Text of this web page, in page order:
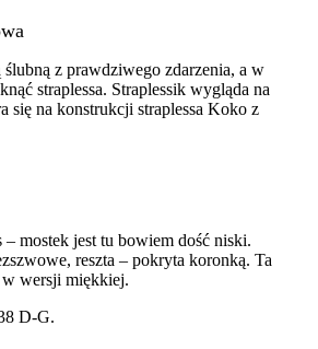
ślubną z prawdziwego zdarzenia, a w
straplessa. Straplessik wygląda na
się na konstrukcji straplessa Koko z
– mostek jest tu bowiem dość niski.
reszta – pokryta koronką. Ta
w wersji miękkiej.
D-G.